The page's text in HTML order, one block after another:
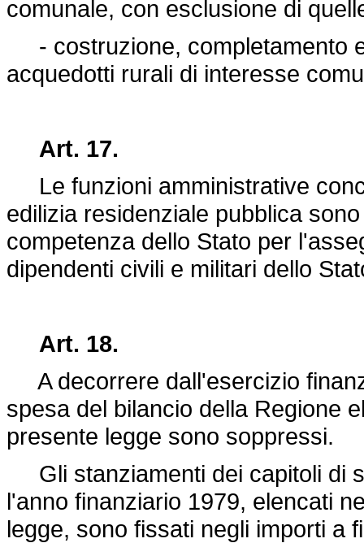
comunale, con esclusione di
- costruzione, completamento
acquedotti rurali di interesse
Art. 17.
Le funzioni amministrative
edilizia residenziale pubblica
competenza dello Stato per
dipendenti civili e militari dello
Art. 18.
A decorrere dall'esercizio
spesa del bilancio della Regione
presente legge sono soppressi.
Gli stanziamenti dei capitoli di
l'anno finanziario 1979, elencati
legge, sono fissati negli importi a